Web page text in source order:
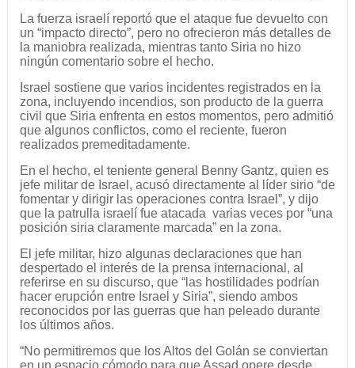
La fuerza israelí reportó que el ataque fue devuelto con
un “impacto directo”, pero no ofrecieron más detalles de
la maniobra realizada, mientras tanto Siria no hizo
ningún comentario sobre el hecho.
Israel sostiene que varios incidentes registrados en la
zona, incluyendo incendios, son producto de la guerra
civil que Siria enfrenta en estos momentos, pero admitió
que algunos conflictos, como el reciente, fueron
realizados premeditadamente.
En el hecho, el teniente general Benny Gantz, quien es
jefe militar de Israel, acusó directamente al líder sirio “de
fomentar y dirigir las operaciones contra Israel”, y dijo
que la patrulla israelí fue atacada varias veces por “una
posición siria claramente marcada” en la zona.
El jefe militar, hizo algunas declaraciones que han
despertado el interés de la prensa internacional, al
referirse en su discurso, que “las hostilidades podrían
hacer erupción entre Israel y Siria”, siendo ambos
reconocidos por las guerras que han peleado durante
los últimos años.
“No permitiremos que los Altos del Golán se conviertan
en un espacio cómodo para que Assad opere desde